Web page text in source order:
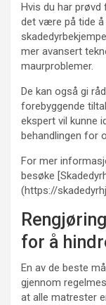
Hvis du har
det være på tide
mer avansert
maurproblemer.
De kan også gi
forebyggende
ekspert vil kunne
behandlingen for
For mer
besøke
(https://
for å
En av de beste
gjennom
at alle matrester